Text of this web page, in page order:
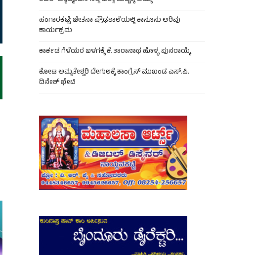
ಹಂಗಾರಕಟ್ಟೆ: ಚೇತನಾ ಪ್ರೌಢಶಾಲೆಯಲ್ಲಿ ಕಾನೂನು ಅರಿವು
ಕಾರ್ಯಕ್ರಮ
ಕಾರ್ಕಡ ಗೆಳೆಯರ ಬಳಗಕ್ಕೆ ಕೆ. ತಾರಾನಾಥ ಹೊಳ್ಳ ಪುನರಾಯ್ಕೆ
ಕೋಟ ಅಮೃತೇಶ್ವರಿ ದೇಗುಲಕ್ಕೆ ಕಾಂಗ್ರೆಸ್ ಮುಖಂಡ ಎಸ್.ಪಿ.
ದಿನೇಶ್ ಭೇಟಿ